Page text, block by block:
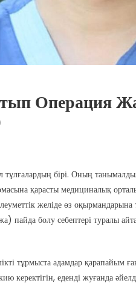
Операция
бірі. Оның
қарасты медициналық
желіде өз оқырмандарына
пайда болу себептері туралы
тұрмыста адамдар қарапайым
керектігін, еденді жуғанда